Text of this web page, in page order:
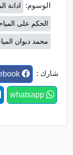
الوسوم: ادانة
الحكم على
محمد دبوان
شارك :